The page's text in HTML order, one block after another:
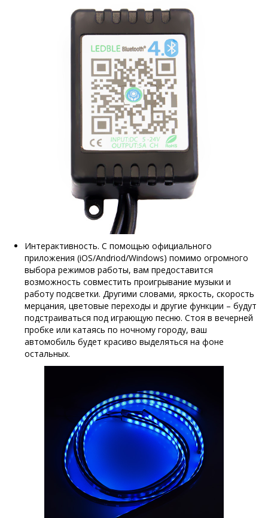
Интерактивность. С помощью официального
приложения (iOS/Andriod/Windows) помимо огромного
выбора режимов работы, вам предоставится
возможность совместить проигрывание музыки и
работу подсветки. Другими словами, яркость, скорость
мерцания, цветовые переходы и другие функции – будут
подстраиваться под играющую песню. Стоя в вечерней
пробке или катаясь по ночному городу, ваш
автомобиль будет красиво выделяться на фоне
остальных.